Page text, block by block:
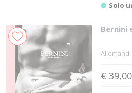
Solo
Bernini
Allemandi
€ 39,00